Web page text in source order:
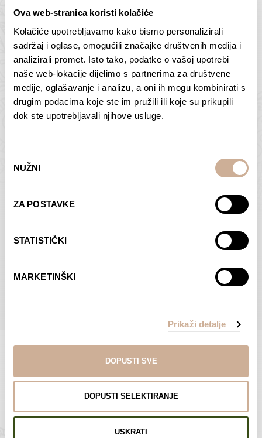
Ova web-stranica koristi kolačiće
Kolačiće upotrebljavamo kako bismo personalizirali
sadržaj i oglase, omogućili značajke društvenih medija i
analizirali promet. Isto tako, podatke o vašoj upotrebi
naše web-lokacije dijelimo s partnerima za društvene
medije, oglašavanje i analizu, a oni ih mogu kombinirati s
drugim podacima koje ste im pružili ili koje su prikupili
dok ste upotrebljavali njihove usluge.
pristanka
NUŽNI
ZA POSTAVKE
STATISTIČKI
MARKETINŠKI
Prikaži detalje
DOPUSTI SVE
DOPUSTI SELEKTIRANJE
USKRATI
Butan – ljudi 2
75,00€ – 138,00€Raspon
cijena:
od
75,00 €
138,00 €
ODABERI OPCIJE
Antarktika – krajolik
2
75,00€ – 138,00€Raspon
cijena:
od
ODABERI OPCIJE
Dolac
ODABERI OPCIJE
Moreškanti – sjena
€Raspon
od
75,00 €
do
138,00 €
ODABERI OPCIJE
POGLEDAJTE SVE PROIZVODE U OVOJ KATEGORIJI
Limited Edition Fotografije